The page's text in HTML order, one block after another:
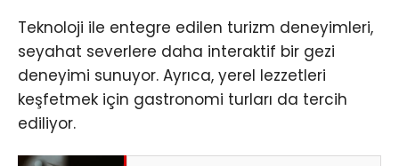
Teknoloji ile entegre edilen turizm deneyimleri,
seyahat severlere daha interaktif bir gezi
deneyimi sunuyor. Ayrıca, yerel lezzetleri
keşfetmek için gastronomi turları da tercih
ediliyor.